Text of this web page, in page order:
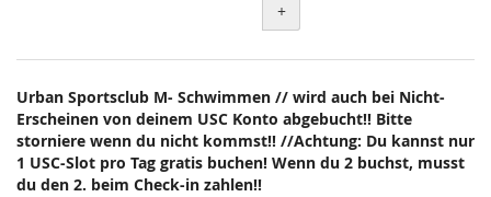
+
Urban Sportsclub M- Schwimmen // wird auch bei Nicht-
Erscheinen von deinem USC Konto abgebucht!! Bitte
storniere wenn du nicht kommst!! //Achtung: Du kannst nur
1 USC-Slot pro Tag gratis buchen! Wenn du 2 buchst, musst
du den 2. beim Check-in zahlen!!